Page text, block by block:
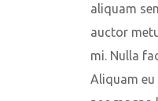
aliquam
auctor
mi. Nulla
Aliquam eu